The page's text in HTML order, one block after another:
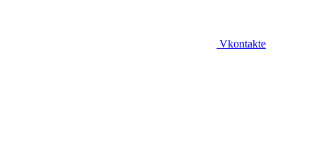
Vkontakte